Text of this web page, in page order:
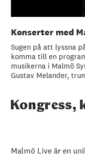
Konserter med
Sugen på att lyssna
komma till en
musikerna i Malmö
Gustav Melander,
Kongress,
Malmö Live är en